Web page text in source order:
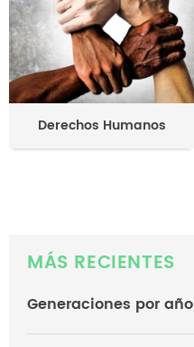
Derechos Humanos
MÁS RECIENTES
Generaciones por año